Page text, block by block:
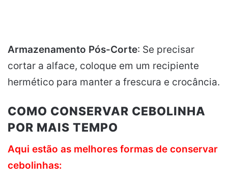
Armazenamento Pós-Corte: Se precisar
cortar a alface, coloque em um recipiente
hermético para manter a frescura e crocância.
COMO CONSERVAR CEBOLINHA
POR MAIS TEMPO
Aqui estão as melhores formas de conservar
cebolinhas: